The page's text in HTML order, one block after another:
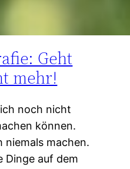
Geht
mehr!
noch nicht
können.
niemals machen.
Dinge auf dem